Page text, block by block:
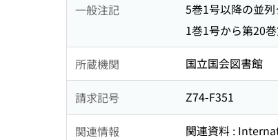
一般注記
5巻1号以降の並
1巻1号から第20
所蔵機関 国立国会図書館
請求記号 Z74-F351
関連情報
関連資料 :